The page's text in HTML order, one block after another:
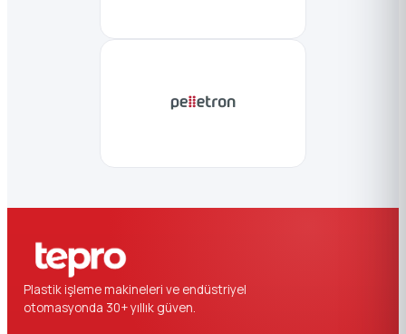
Plastik işleme makineleri ve endüstriyel
otomasyonda 30+ yıllık güven.